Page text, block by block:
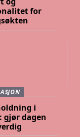
for
i
gjør dagen